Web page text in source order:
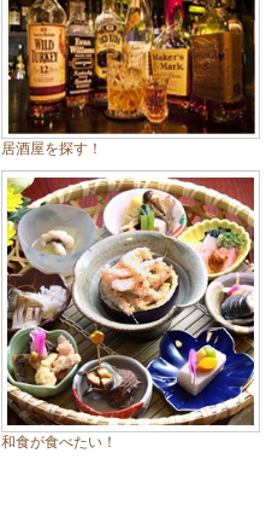
居酒屋を探す！
和食が食べたい！